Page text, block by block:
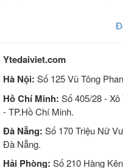
Tính năng
lưng bụng
056
Ytedaiviet.com
Hà Nội: Số 125 Vũ Tông
Hồ Chí Minh: Số 405/28 -
- TP.Hồ Chí Minh.
Đà Nẵng: Số 170 Triệu Nữ
Đà Nẵng.
Hải Phòng: Số 210 Hàng